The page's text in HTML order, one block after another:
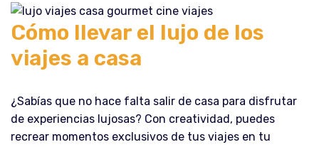
Cómo llevar el lujo de los
viajes a casa
¿Sabías que no hace falta salir de casa para disfrutar
de experiencias lujosas? Con creatividad, puedes
recrear momentos exclusivos de tus viajes en tu